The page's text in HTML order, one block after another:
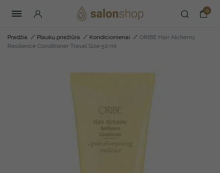
0
Pradžia / Plaukų priežiūra / Kondicionieriai / ORIBE Hair Alchemy
Resilience Conditioner Travel Size 50 ml